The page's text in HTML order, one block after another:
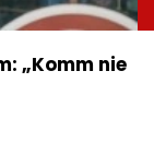
„Komm nie